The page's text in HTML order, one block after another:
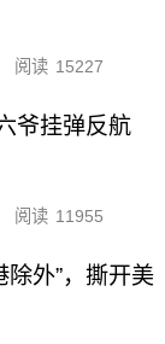
阅读 15227
爷挂弹反航
阅读 11955
除外”，撕开美